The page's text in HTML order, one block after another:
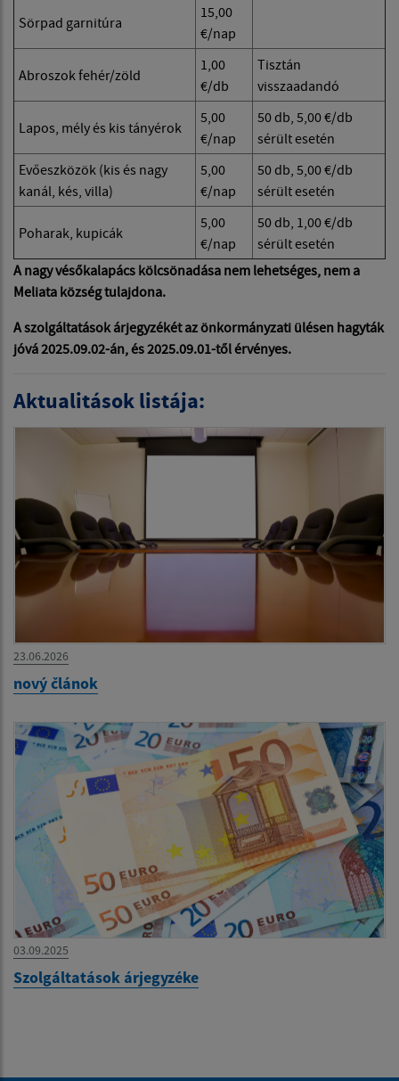
Sörpad garnitúra
15,00
€/nap
Abroszok fehér/zöld
1,00
€/db
Tisztán
visszaadandó
Lapos, mély és kis tányérok
5,00
€/nap
50 db, 5,00 €/db
sérült esetén
Evőeszközök (kis és nagy
kanál, kés, villa)
5,00
€/nap
50 db, 5,00 €/db
sérült esetén
Poharak, kupicák
5,00
€/nap
50 db, 1,00 €/db
sérült esetén
A nagy vésőkalapács kölcsönadása nem lehetséges, nem a
Meliata község tulajdona.
A szolgáltatások árjegyzékét az önkormányzati ülésen hagyták
jóvá 2025.09.02-án, és 2025.09.01-től érvényes.
Aktualitások listája:
23.06.2026
nový článok
03.09.2025
Szolgáltatások árjegyzéke